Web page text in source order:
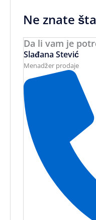
Ne znate
Da li vam je
Slađana Stević
Menadžer prodaje